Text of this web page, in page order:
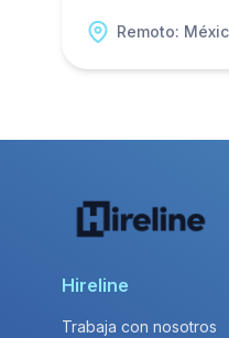
Remoto:
Hireline
Trabaja con nosotros